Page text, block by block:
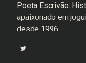
Poeta Escrivão,
apaixonado em
desde 1996.